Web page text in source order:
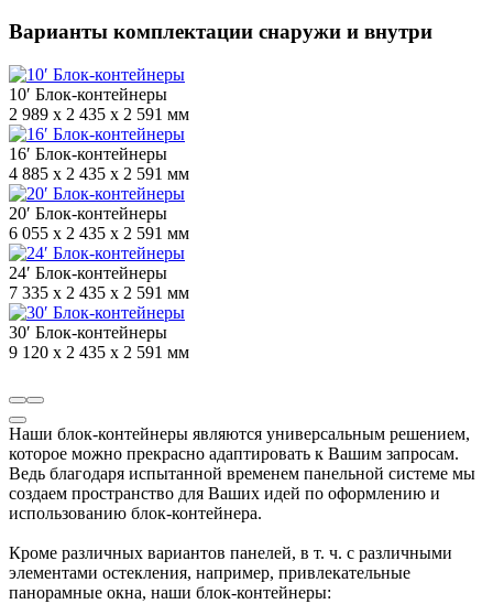
Варианты комплектации снаружи и внутри
10′ Блок-контейнеры
2 989 x 2 435 x 2 591 мм
16′ Блок-контейнеры
4 885 x 2 435 x 2 591 мм
20′ Блок-контейнеры
6 055 x 2 435 x 2 591 мм
24′ Блок-контейнеры
7 335 x 2 435 x 2 591 мм
30′ Блок-контейнеры
9 120 x 2 435 x 2 591 мм
Наши блок-контейнеры являются универсальным решением,
которое можно прекрасно адаптировать к Вашим запросам.
Ведь благодаря испытанной временем панельной системе мы
создаем пространство для Ваших идей по оформлению и
использованию блок-контейнера.
Кроме различных вариантов панелей, в т. ч. с различными
элементами остекления, например, привлекательные
панорамные окна, наши блок-контейнеры: